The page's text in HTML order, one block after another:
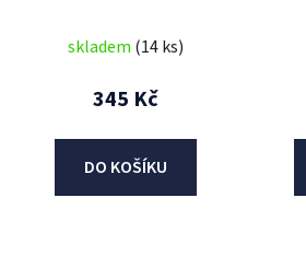
skladem (14 ks)
345 Kč
DO KOŠÍKU